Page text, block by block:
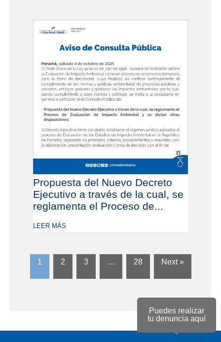
Puedes realizar
tu denuncia aquí
Propuesta del Nuevo Decreto
Ejecutivo a través de la cual, se
reglamenta el Proceso de...
LEER MÁS
1 2 3 … 28 Next »